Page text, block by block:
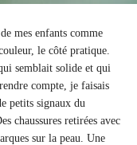
mes enfants comme
le côté pratique.
semblait solide et qui
compte, je faisais
petits signaux du
chaussures retirées avec
sur la peau. Une